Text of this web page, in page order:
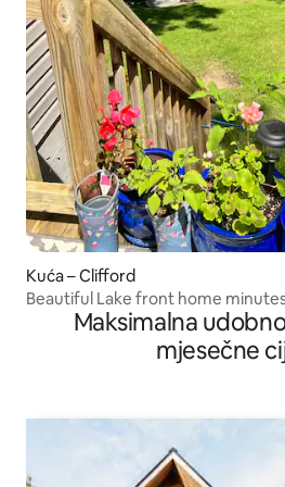
Kuća – Clifford
Beautiful Lake front home
Maksimalna
mjesečne